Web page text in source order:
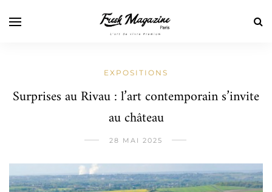
EXPOSITIONS
Surprises au Rivau : l’art contemporain s’invite
au château
28 MAI 2025